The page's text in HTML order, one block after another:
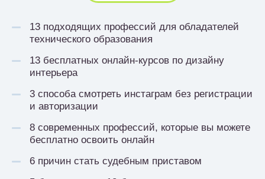
13 подходящих профессий для обладателей
технического образования
13 бесплатных онлайн-курсов по дизайну
интерьера
3 способа смотреть инстаграм без регистрации
и авторизации
8 современных профессий, которые вы можете
бесплатно освоить онлайн
6 причин стать судебным приставом